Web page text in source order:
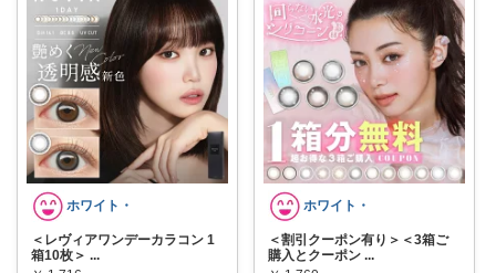
ホワイト・
＜レヴィアワンデーカラコン 1
箱10枚＞ ...
ホワイト・
＜割引クーポン有り＞＜3箱ご
購入とクーポン ...